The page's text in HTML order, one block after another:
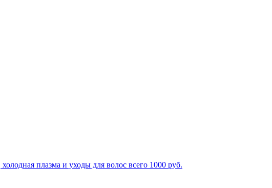
плазма и уходы для волос всего 1000 руб.